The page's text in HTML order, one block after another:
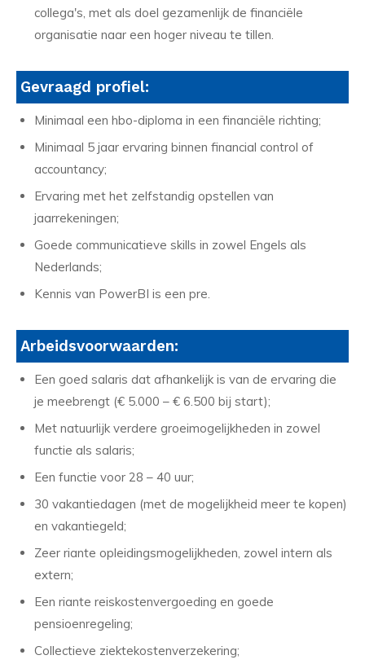
collega's, met als doel gezamenlijk de financiële
organisatie naar een hoger niveau te tillen.
Gevraagd profiel:
Minimaal een hbo-diploma in een financiële richting;
Minimaal 5 jaar ervaring binnen financial control of
accountancy;
Ervaring met het zelfstandig opstellen van
jaarrekeningen;
Goede communicatieve skills in zowel Engels als
Nederlands;
Kennis van PowerBI is een pre.
Arbeidsvoorwaarden:
Een goed salaris dat afhankelijk is van de ervaring die
je meebrengt (€ 5.000 – € 6.500 bij start);
Met natuurlijk verdere groeimogelijkheden in zowel
functie als salaris;
Een functie voor 28 – 40 uur;
30 vakantiedagen (met de mogelijkheid meer te kopen)
en vakantiegeld;
Zeer riante opleidingsmogelijkheden, zowel intern als
extern;
Een riante reiskostenvergoeding en goede
pensioenregeling;
Collectieve ziektekostenverzekering;